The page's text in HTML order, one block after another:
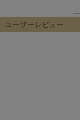
ユーザーレビュー